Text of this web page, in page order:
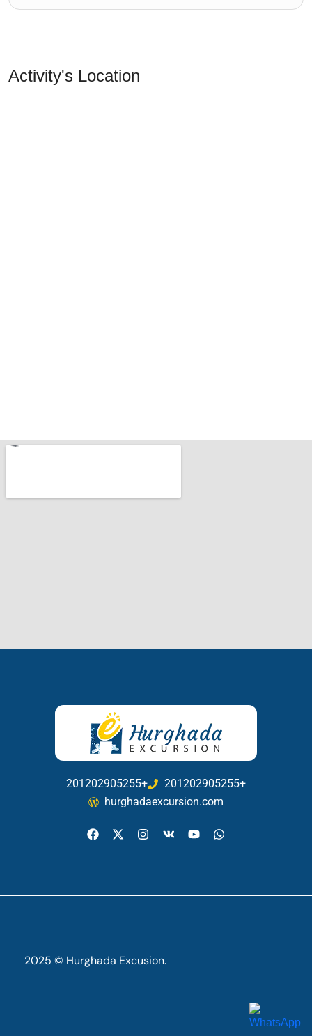
Activity's Location
201202905255+
201202905255+
hurghadaexcursion.com
2025 © Hurghada Excusion.